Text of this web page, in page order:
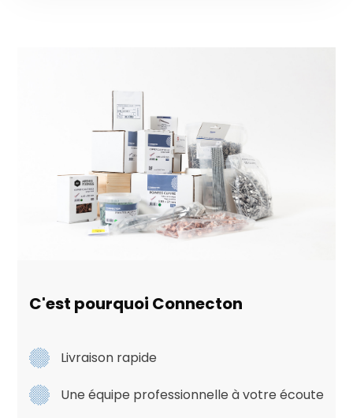
C'est pourquoi Connecton
Livraison rapide
Une équipe professionnelle à votre écoute